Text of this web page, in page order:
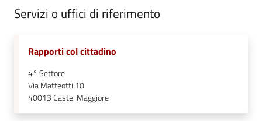
Servizi o uffici di riferimento
Rapporti col cittadino
4° Settore
Via Matteotti 10
40013Castel Maggiore